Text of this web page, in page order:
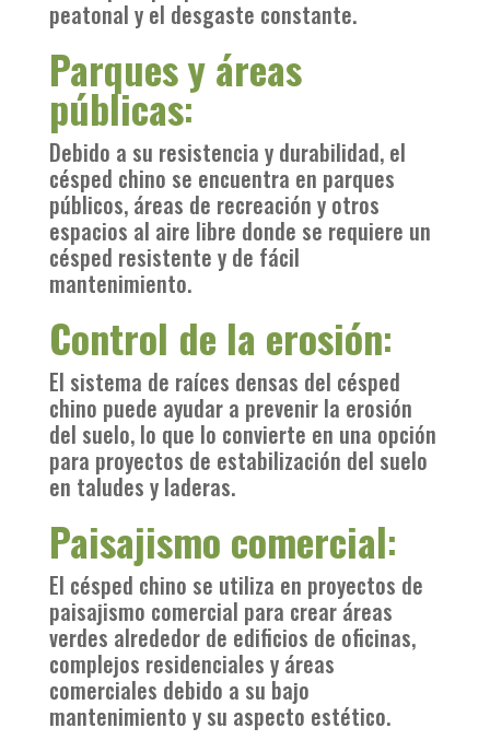
peatonal y el desgaste constante.
Parques y áreas
públicas:
Debido a su resistencia y durabilidad, el
césped chino se encuentra en parques
públicos, áreas de recreación y otros
espacios al aire libre donde se requiere un
césped resistente y de fácil
mantenimiento.
Control de la erosión:
El sistema de raíces densas del césped
chino puede ayudar a prevenir la erosión
del suelo, lo que lo convierte en una opción
para proyectos de estabilización del suelo
en taludes y laderas.
Paisajismo comercial:
El césped chino se utiliza en proyectos de
paisajismo comercial para crear áreas
verdes alrededor de edificios de oficinas,
complejos residenciales y áreas
comerciales debido a su bajo
mantenimiento y su aspecto estético.